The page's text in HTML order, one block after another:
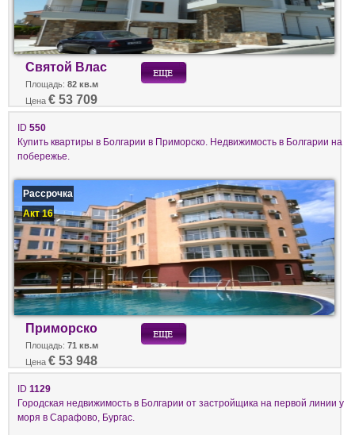
Святой Влас
Площадь: 82 кв.м
Цена € 53 709
ID 550
Купить квартиры в Болгарии в Приморско. Недвижимость в Болгарии на
побережье.
Рассрочка
Акт 16
Приморско
Площадь: 71 кв.м
Цена € 53 948
ID 1129
Городская недвижимость в Болгарии от застройщика на первой линии у
моря в Сарафово, Бургас.